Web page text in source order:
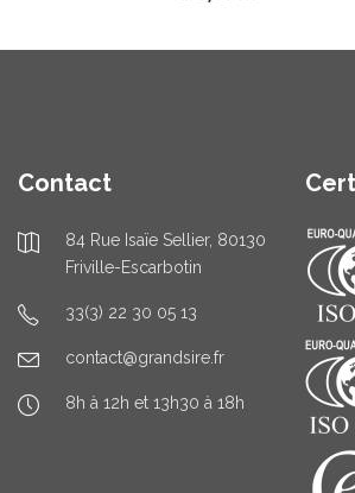
Contact
84 Rue Isaïe Sellier, 80130
Friville-Escarbotin
33(3) 22 30 05 13
contact@grandsire.fr
8h à 12h et 13h30 à 18h